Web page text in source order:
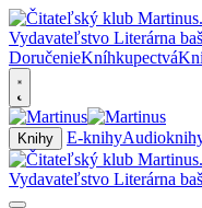
DoručenieKníhkupectvá
Knihy E-knihy